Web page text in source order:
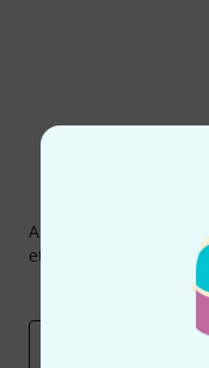
Abonniere den
etwas Glück einen von
Inspirierende